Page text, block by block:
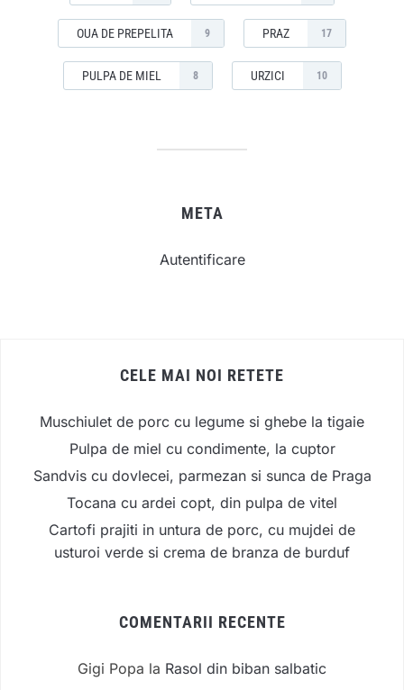
OUA DE PREPELITA 9 PRAZ 17
PULPA DE MIEL 8 URZICI 10
META
Autentificare
CELE MAI NOI RETETE
Muschiulet de porc cu legume si ghebe la tigaie
Pulpa de miel cu condimente, la cuptor
Sandvis cu dovlecei, parmezan si sunca de Praga
Tocana cu ardei copt, din pulpa de vitel
Cartofi prajiti in untura de porc, cu mujdei de
usturoi verde si crema de branza de burduf
COMENTARII RECENTE
Gigi Popa la Rasol din biban salbatic